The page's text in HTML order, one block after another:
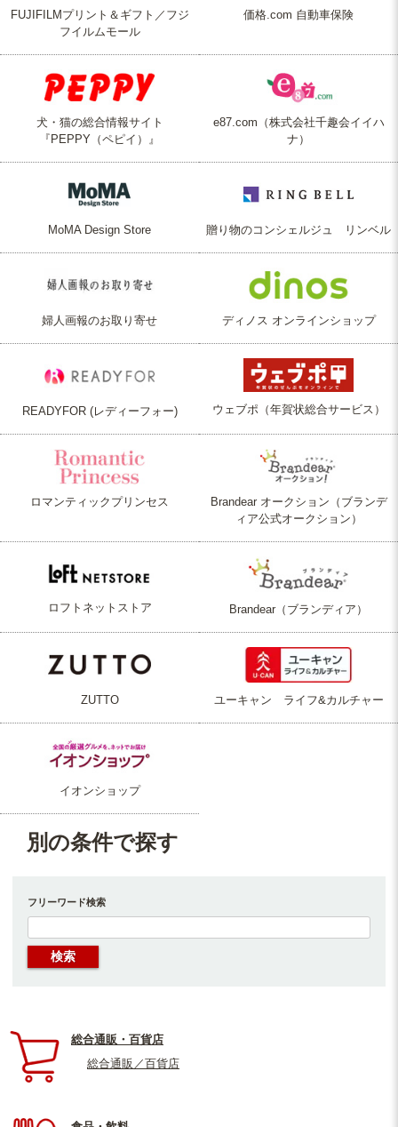
FUJIFILMプリント＆ギフト／フジ
フイルムモール
価格.com 自動車保険
犬・猫の総合情報サイト
『PEPPY（ペピイ）』
e87.com（株式会社千趣会イイハ
ナ）
MoMA Design Store 贈り物のコンシェルジュ リンベル
婦人画報のお取り寄せ ディノス オンラインショップ
READYFOR (レディーフォー) ウェブポ（年賀状総合サービス）
ロマンティックプリンセス
Brandear オークション（ブランデ
ィア公式オークション）
ロフトネットストア Brandear（ブランディア）
ZUTTO ユーキャン ライフ&カルチャー
イオンショップ
別の条件で探す
フリーワード検索
総合通販・百貨店
総合通販／百貨店